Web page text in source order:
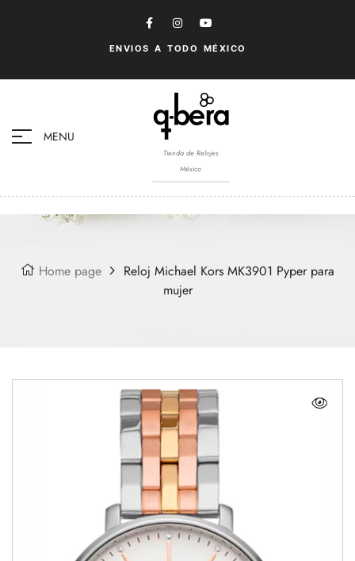
ENVIOS A TODO MÉXICO
MENU
Tienda de Relojes
México
Home page
Reloj Michael Kors MK3901 Pyper para
mujer